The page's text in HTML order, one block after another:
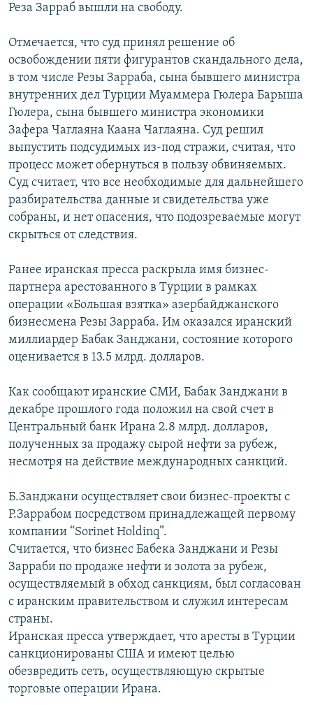
Реза Зарраб вышли на свободу.
Отмечается, что суд принял решение об
освобождении пяти фигурантов скандального дела,
в том числе Резы Зарраба, сына бывшего министра
внутренних дел Турции Муаммера Гюлера Барыша
Гюлера, сына бывшего министра экономики
Зафера Чаглаяна Каана Чаглаяна. Суд решил
выпустить подсудимых из-под стражи, считая, что
процесс может обернуться в пользу обвиняемых.
Суд считает, что все необходимые для дальнейшего
разбирательства данные и свидетельства уже
собраны, и нет опасения, что подозреваемые могут
скрыться от следствия.
Ранее иранская пресса раскрыла имя бизнес-
партнера арестованного в Турции в рамках
операции «Большая взятка» азербайджанского
бизнесмена Резы Зарраба. Им оказался иранский
миллиардер Бабак Занджани, состояние которого
оценивается в 13.5 млрд. долларов.
Как сообщают иранские СМИ, Бабак Занджани в
декабре прошлого года положил на свой счет в
Центральный банк Ирана 2.8 млрд. долларов,
полученных за продажу сырой нефти за рубеж,
несмотря на действие международных санкций.
Б.Занджани осуществляет свои бизнес-проекты с
Р.Заррабом посредством принадлежащей первому
компании “Sorinet Holdinq”.
Считается, что бизнес Бабека Занджани и Резы
Зарраби по продаже нефти и золота за рубеж,
осуществляемый в обход санкциям, был согласован
с иранским правительством и служил интересам
страны.
Иранская пресса утверждает, что аресты в Турции
санкционированы США и имеют целью
обезвредить сеть, осуществляющую скрытые
торговые операции Ирана.